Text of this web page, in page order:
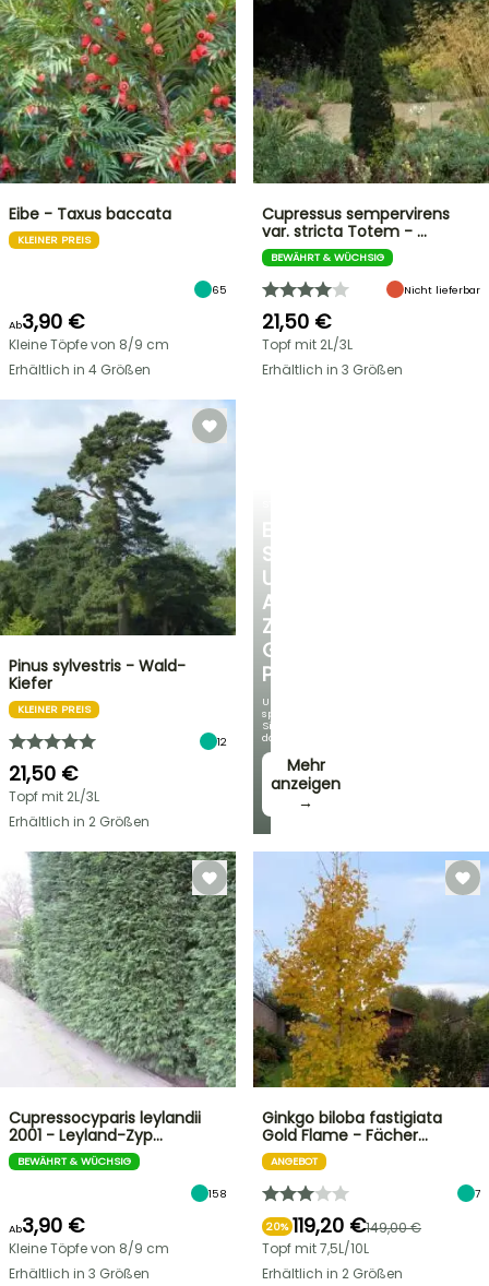
SIE
UNSERE
AUSWAHL
ZU
GÜNSTIGEN
PREISEN
Und
sparen
Sie
dabei!
Mehr
anzeigen
→
Eibe - Taxus baccata
KLEINER PREIS
65
Ab3,90 €
Kleine Töpfe von 8/9 cm
Erhältlich in 4 Größen
Cupressus sempervirens
var. stricta Totem - …
BEWÄHRT & WÜCHSIG
Nicht lieferbar
21,50 €
Topf mit 2L/3L
Erhältlich in 3 Größen
Pinus sylvestris - Wald-
Kiefer
KLEINER PREIS
12
21,50 €
Topf mit 2L/3L
Erhältlich in 2 Größen
Cupressocyparis leylandii
2001 - Leyland-Zyp…
BEWÄHRT & WÜCHSIG
158
Ab3,90 €
Kleine Töpfe von 8/9 cm
Erhältlich in 3 Größen
Ginkgo biloba fastigiata
Gold Flame - Fächer…
ANGEBOT
7
20% 119,20 €149,00 €
Topf mit 7,5L/10L
Erhältlich in 2 Größen